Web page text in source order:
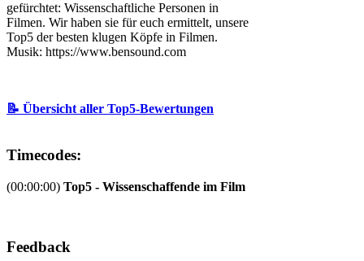
gefürchtet: Wissenschaftliche Personen in
Filmen. Wir haben sie für euch ermittelt, unsere
Top5 der besten klugen Köpfe in Filmen.
Musik: https://www.bensound.com
📝 Übersicht aller Top5-Bewertungen
Timecodes:
(00:00:00) Top5 - Wissenschaffende im Film
Feedback